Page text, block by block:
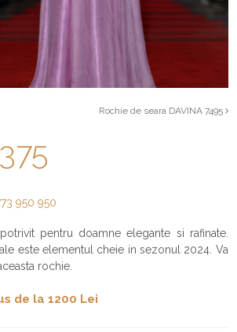
Rochie de seara DAVINA 7495
950 950
pentru doamne elegante si rafinate.
este elementul cheie in sezonul 2024. Va
rochie.
de la 1200 Lei